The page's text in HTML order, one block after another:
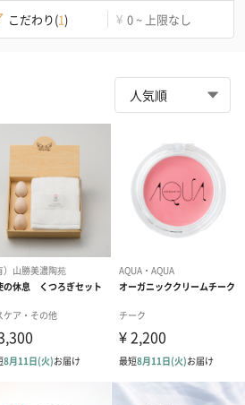
こだわり(1) ¥ 0 ~ 上限なし